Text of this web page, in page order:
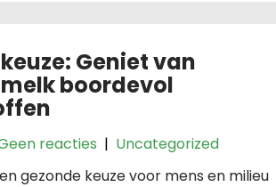
Geniet van
boordevol
reacties | Uncategorized
gezonde keuze voor mens en milieu